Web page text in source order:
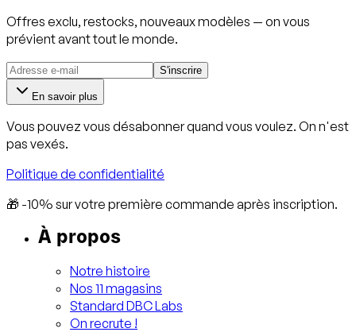
Offres exclu, restocks, nouveaux modèles — on vous
prévient avant tout le monde.
S'inscrire
En savoir plus
Vous pouvez vous désabonner quand vous voulez. On n'est
pas vexés.
Politique de confidentialité
🎁 -10% sur votre première commande après inscription.
À propos
Notre histoire
Nos 11 magasins
Standard DBC Labs
On recrute !